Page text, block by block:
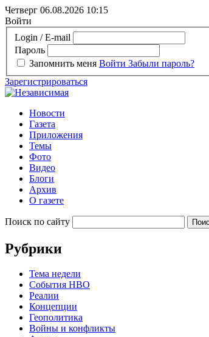
Четверг 06.08.2026 10:15
Войти
Login / E-mail
Пароль
Запомнить меня Войти Забыли пароль?
Зарегистрироваться
Новости
Газета
Приложения
Темы
Фото
Видео
Блоги
Архив
О газете
Поиск по сайту
Рубрики
Тема недели
События НВО
Реалии
Концепции
Геополитика
Войны и конфликты